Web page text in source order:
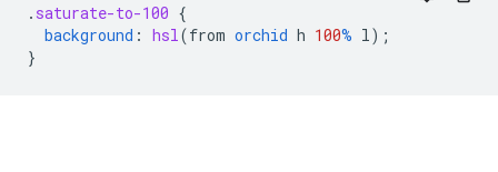
. saturate-to-100 {
background : hsl (from orchid h 100% l );
}